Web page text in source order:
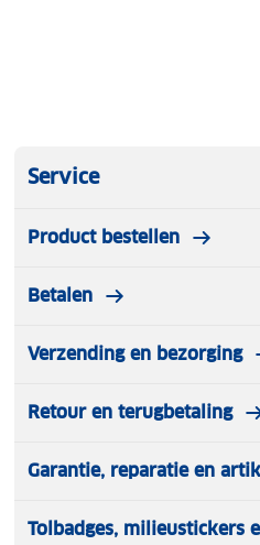
Service
Product bestellen
Betalen
Verzending en bezorging
Retour en terugbetaling
Garantie, reparatie en
Tolbadges, milieustickers